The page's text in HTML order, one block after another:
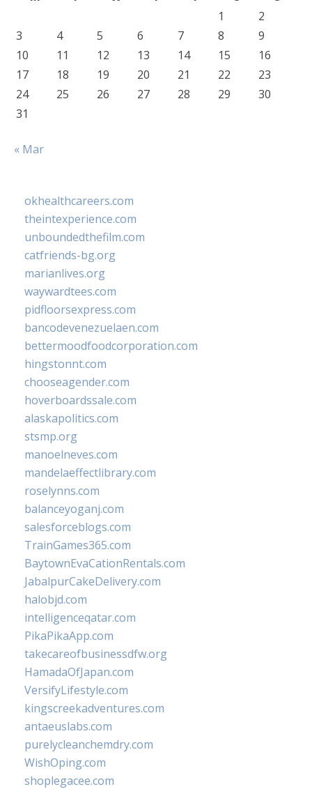
1
2
3
4 5 6 7 8
9
10
11 12 13 14 15
16
17
18 19 20 21 22
23
24
25 26 27 28 29
30
31
« Mar
okhealthcareers.com
theintexperience.com
unboundedthefilm.com
catfriends-bg.org
marianlives.org
waywardtees.com
pidfloorsexpress.com
bancodevenezuelaen.com
bettermoodfoodcorporation.com
hingstonnt.com
chooseagender.com
hoverboardssale.com
alaskapolitics.com
stsmp.org
manoelneves.com
mandelaeffectlibrary.com
roselynns.com
balanceyoganj.com
salesforceblogs.com
TrainGames365.com
BaytownEvaCationRentals.com
JabalpurCakeDelivery.com
halobjd.com
intelligenceqatar.com
PikaPikaApp.com
takecareofbusinessdfw.org
HamadaOfJapan.com
VersifyLifestyle.com
kingscreekadventures.com
antaeuslabs.com
purelycleanchemdry.com
WishOping.com
shoplegacee.com